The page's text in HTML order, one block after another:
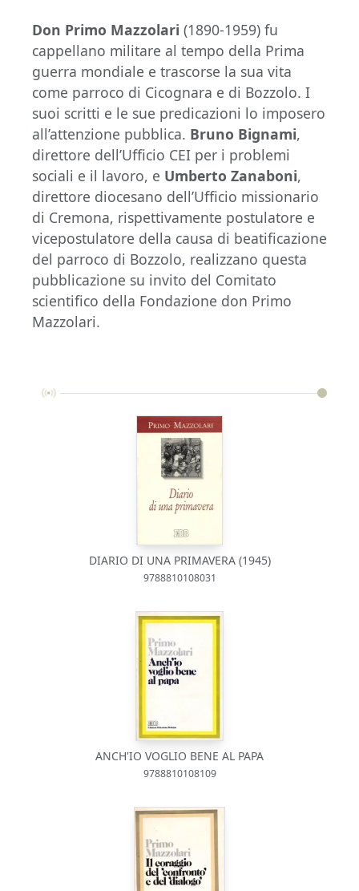
Don Primo Mazzolari (1890-1959) fu
cappellano militare al tempo della Prima
guerra mondiale e trascorse la sua vita
come parroco di Cicognara e di Bozzolo. I
suoi scritti e le sue predicazioni lo imposero
all’attenzione pubblica. Bruno Bignami,
direttore dell’Ufficio CEI per i problemi
sociali e il lavoro, e Umberto Zanaboni,
direttore diocesano dell’Ufficio missionario
di Cremona, rispettivamente postulatore e
vicepostulatore della causa di beatificazione
del parroco di Bozzolo, realizzano questa
pubblicazione su invito del Comitato
scientifico della Fondazione don Primo
Mazzolari.
DIARIO DI UNA PRIMAVERA (1945)
9788810108031
ANCH'IO VOGLIO BENE AL PAPA
9788810108109